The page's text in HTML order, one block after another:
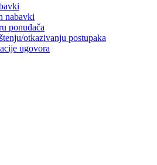
nabavki
ponuđača
otkazivanju postupaka
ugovora